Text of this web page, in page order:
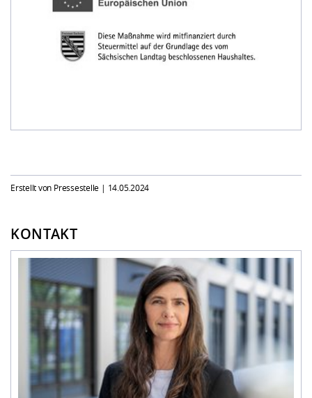
Erstellt von Pressestelle | 14.05.2024
KONTAKT